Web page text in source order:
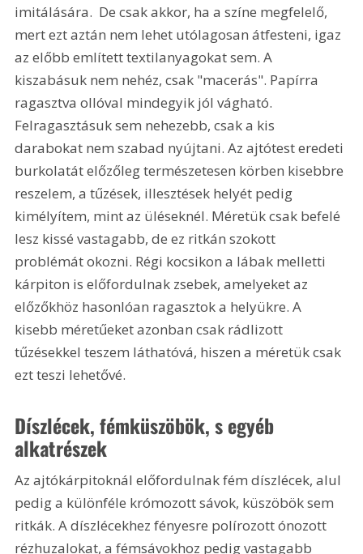
imitálására.  De csak akkor, ha a színe megfelelő,
mert ezt aztán nem lehet utólagosan átfesteni, igaz
az előbb említett textilanyagokat sem. A
kiszabásuk nem nehéz, csak "macerás". Papírra
ragasztva ollóval mindegyik jól vágható.
Felragasztásuk sem nehezebb, csak a kis
darabokat nem szabad nyújtani. Az ajtótest eredeti
burkolatát előzőleg természetesen körben kisebbre
reszelem, a tűzések, illesztések helyét pedig
kimélyítem, mint az üléseknél. Méretük csak befelé
lesz kissé vastagabb, de ez ritkán szokott
problémát okozni. Régi kocsikon a lábak melletti
kárpiton is előfordulnak zsebek, amelyeket az
előzőkhöz hasonlóan ragasztok a helyükre. A
kisebb méretűeket azonban csak rádlizott
tűzésekkel teszem láthatóvá, hiszen a méretük csak
ezt teszi lehetővé.
Díszlécek, fémküszöbök, s egyéb
alkatrészek
Az ajtókárpitoknál előfordulnak fém díszlécek, alul
pedig a különféle krómozott sávok, küszöbök sem
ritkák. A díszlécekhez fényesre polírozott ónozott
rézhuzalokat, a fémsávokhoz pedig vastagabb